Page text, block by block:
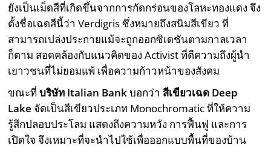
ยังเป็นเม็ดสีที่เกิดขึ้นจากการกัดกร่อนของโลหะทองแดง จึง
ตั้งชื่อเฉดสีนี้ว่า Verdigris ซึ่งหมายถึงสนิมสีเขียว ที่
สามารถเปล่งประกายแม้จะถูกออกซิเดชันตามกาลเวลา
ก็ตาม สอดคล้องกับแนวคิดของ Activist ที่ตีความถึงผู้นำ
เยาวชนที่ไม่ยอมแพ้ เพื่อความก้าวหน้าของสังคม
ขณะที่บริษัท Italian Bankบอกว่าสีเขียวเฉด Deep
Lake จัดเป็นสีเขียวประเภท Monochromatic ที่ให้ความ
รู้สึกปลอบประโลม แสดงถึงความหวัง การฟื้นฟู และการ
เปิดใจ จึงเหมาะที่จะนำไปใช้เพื่อออกแบบพื้นที่ของบ้าน